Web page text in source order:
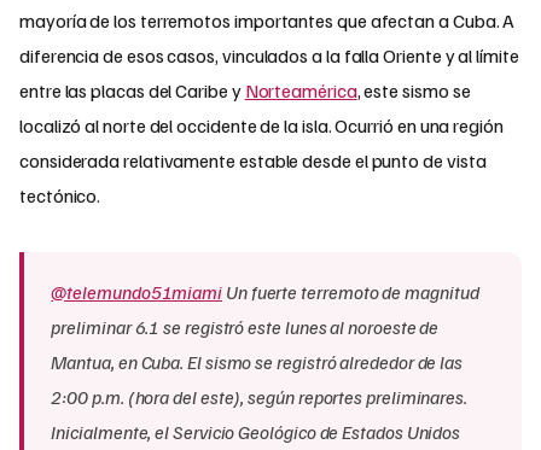
mayoría de los terremotos importantes que afectan a Cuba. A
diferencia de esos casos, vinculados a la falla Oriente y al límite
entre las placas del Caribe y Norteamérica, este sismo se
localizó al norte del occidente de la isla. Ocurrió en una región
considerada relativamente estable desde el punto de vista
tectónico.
@telemundo51miami Un fuerte terremoto de magnitud
preliminar 6.1 se registró este lunes al noroeste de
Mantua, en Cuba. El sismo se registró alrededor de las
2:00 p.m. (hora del este), según reportes preliminares.
Inicialmente, el Servicio Geológico de Estados Unidos